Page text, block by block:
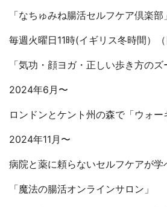
「なちゅみね腸活セルフケア倶楽部
毎週火曜日11時(イギリス冬時間）（
「気功・顔ヨガ・正しい歩き方の
2024年6月〜
ロンドンとケント州の森で「ウォ
2024年11月〜
病院と薬に頼らないセルフケアが学
「魔法の腸活オンラインサロン」